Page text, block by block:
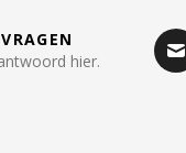
hier.